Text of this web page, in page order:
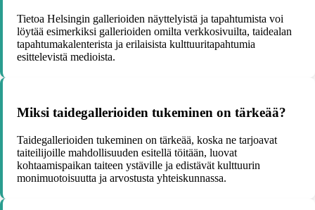
Tietoa Helsingin gallerioiden näyttelyistä ja tapahtumista voi
löytää esimerkiksi gallerioiden omilta verkkosivuilta, taidealan
tapahtumakalenterista ja erilaisista kulttuuritapahtumia
esittelevistä medioista.
Miksi taidegallerioiden tukeminen on tärkeää?
Taidegallerioiden tukeminen on tärkeää, koska ne tarjoavat
taiteilijoille mahdollisuuden esitellä töitään, luovat
kohtaamispaikan taiteen ystäville ja edistävät kulttuurin
monimuotoisuutta ja arvostusta yhteiskunnassa.